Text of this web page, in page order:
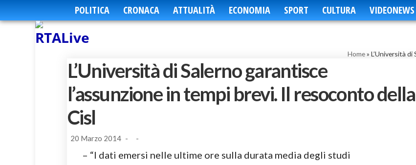
POLITICA CRONACA ATTUALITÀ ECONOMIA SPORT CULTURA VIDEONEWS
Home» L’Università
L’Università di Salerno garantisce
l’assunzione in tempi brevi. Il resoconto della
Cisl
20 Marzo 2014 - -
– “I dati emersi nelle ultime ore sulla durata media degli studi